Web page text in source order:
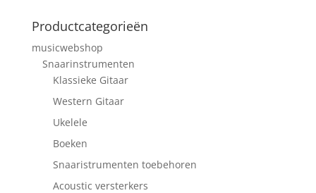
€28.00. €24.95.
Productcategorieën
musicwebshop
Snaarinstrumenten
Klassieke Gitaar
Western Gitaar
Ukelele
Boeken
Snaaristrumenten toebehoren
Acoustic versterkers